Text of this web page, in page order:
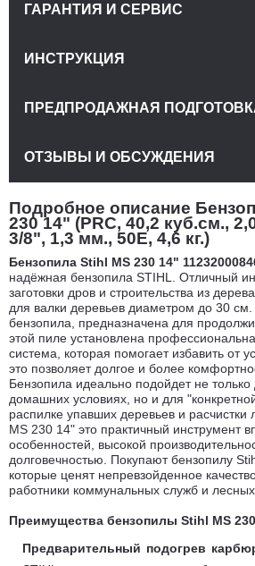
Подробное описание
230 14" (PRC, 40,2 куб.см.,
3/8", 1,3 мм., 50E, 4,6 кг.)
Бензопила Stihl MS 230 14"
надёжная бензопила STIHL. Отличный
заготовки дров и строительства из
для валки деревьев диаметром до 30 см.
бензопила, предназначена для
этой пиле установлена
система, которая помогает избавить от
это позволяет долгое и более
Бензопила идеально подойдет не
домашних условиях, но и для
распилке упавших деревьев и
MS 230 14" это практичный инструмент
особенностей, высокой
долговечностью. Покупают бензопилу
которые ценят непревзойденное
работники коммунальных служб и лесных
Преимущества бензопилы Stihl MS
Предварительный подогрев
ГАРАНТИЯ И СЕРВИС
ИНСТРУКЦИЯ
ПРЕДПРОДАЖНАЯ
ОТЗЫВЫ И ОБСУЖДЕНИЯ